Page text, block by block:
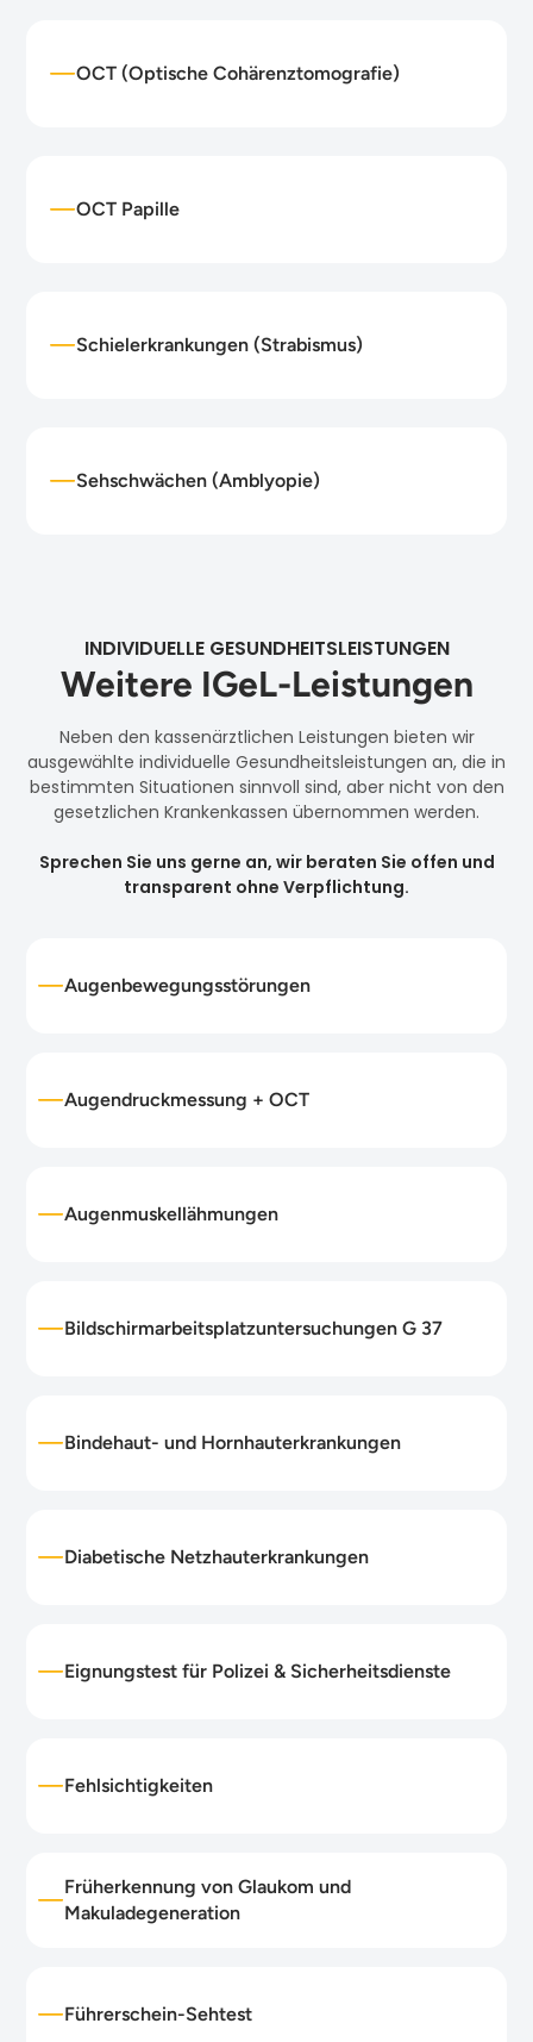
OCT (Optische Cohärenztomografie)
OCT Papille
Schielerkrankungen (Strabismus)
Sehschwächen (Amblyopie)
INDIVIDUELLE GESUNDHEITSLEISTUNGEN
Weitere IGeL-Leistungen
Neben den kassenärztlichen Leistungen bieten wir
ausgewählte individuelle Gesundheitsleistungen an, die in
bestimmten Situationen sinnvoll sind, aber nicht von den
gesetzlichen Krankenkassen übernommen werden.
Sprechen Sie uns gerne an, wir beraten Sie offen und
transparent ohne Verpflichtung.
Augenbewegungsstörungen
Augendruckmessung + OCT
Augenmuskellähmungen
Bildschirmarbeitsplatzuntersuchungen G 37
Bindehaut- und Hornhauterkrankungen
Diabetische Netzhauterkrankungen
Eignungstest für Polizei & Sicherheitsdienste
Fehlsichtigkeiten
Früherkennung von Glaukom und
Makuladegeneration
Führerschein-Sehtest